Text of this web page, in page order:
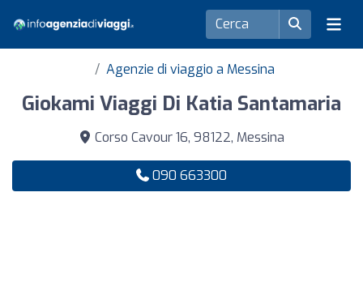
Agenzie di viaggio a Messina
Giokami Viaggi Di Katia Santamaria
Corso Cavour 16, 98122, Messina
090 663300